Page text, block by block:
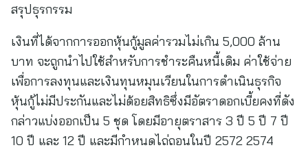
สรุปธุรกรรม
เงินที่ได้จากการออกหุ้นกู้มูลค่ารวมไม่เกิน 5,000 ล้าน
บาท จะถูกนำไปใช้สำหรับการชำระคืนหนี้เดิม ค่าใช้จ่าย
เพื่อการลงทุนและเงินทุนหมุนเวียนในการดำเนินธุรกิจ
หุ้นกู้ไม่มีประกันและไม่ด้อยสิทธิซึ่งมีอัตราดอกเบี้ยคงที่ดัง
กล่าวแบ่งออกเป็น 5 ชุด โดยมีอายุตราสาร 3 ปี 5 ปี 7 ปี
10 ปี และ 12 ปี และมีกำหนดไถ่ถอนในปี 2572 2574